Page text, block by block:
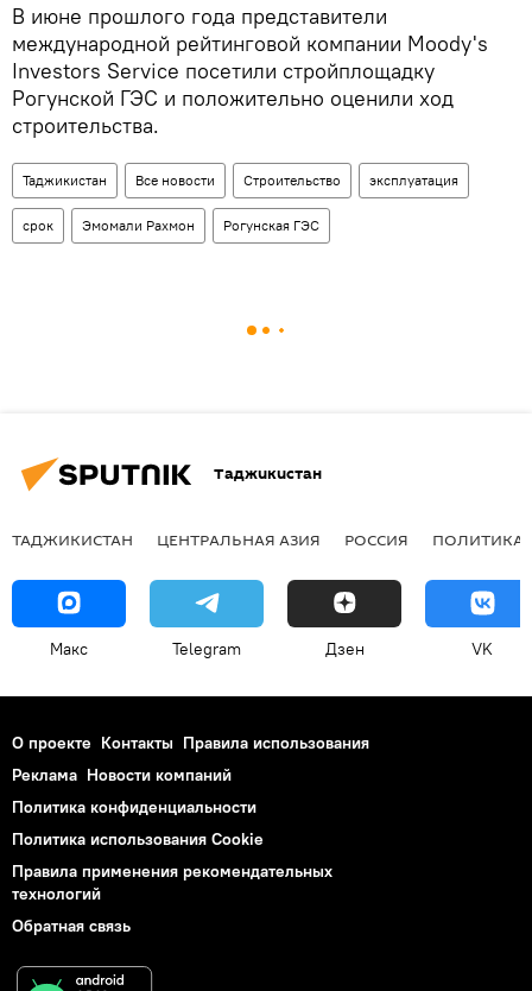
В июне прошлого года представители
международной рейтинговой компании Moody's
Investors Service посетили стройплощадку
Рогунской ГЭС и положительно оценили ход
строительства.
Таджикистан Все новости Строительство эксплуатация
срок Эмомали Рахмон Рогунская ГЭС
Таджикистан
ТАДЖИКИСТАН ЦЕНТРАЛЬНАЯ АЗИЯ РОССИЯ ПОЛИТИКА
Макс Telegram Дзен VK
О проекте Контакты Правила использования
Реклама Новости компаний
Политика конфиденциальности
Политика использования Cookie
Правила применения рекомендательных
технологий
Обратная связь